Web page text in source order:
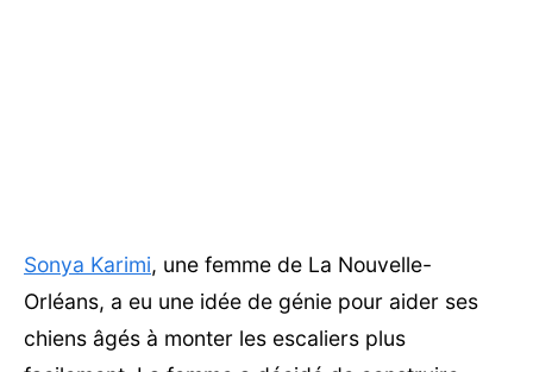
Sonya Karimi, une femme de La Nouvelle-
Orléans, a eu une idée de génie pour aider ses
chiens âgés à monter les escaliers plus